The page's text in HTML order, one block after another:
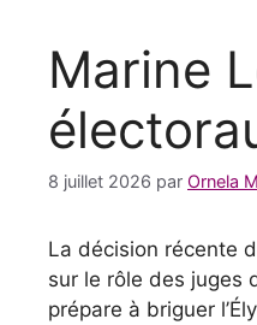
Marine
8 juillet 2026 par Ornela
La décision récente
sur le rôle des juges
prépare à briguer